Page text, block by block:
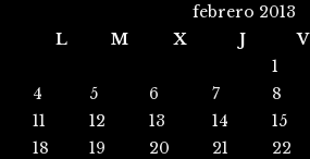
febrero 2013
L
M X J V
1
4
5 6 7 8
11
12 13 14 15
18
19 20 21 22